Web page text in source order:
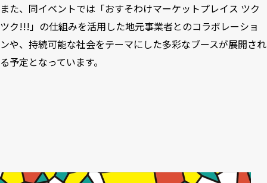
また、同イベントでは「おすそわけマーケットプレイス ツク
ツク!!!」の仕組みを活用した地元事業者とのコラボレーショ
ンや、持続可能な社会をテーマにした多彩なブースが展開され
る予定となっています。